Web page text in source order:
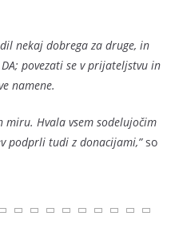
nekaj dobrega za druge, in
povezati se v prijateljstvu in
namene.
Hvala vsem sodelujočim
podprli tudi z donacijami,”so